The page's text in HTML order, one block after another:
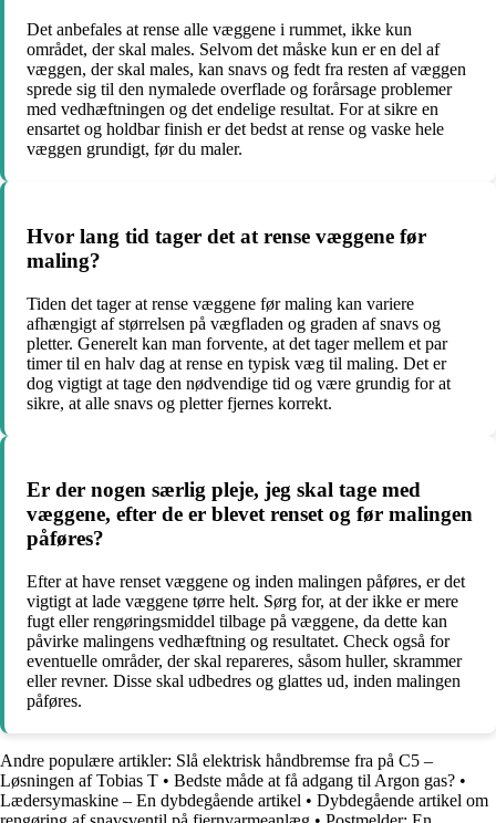
Det anbefales at rense alle væggene i rummet, ikke kun
området, der skal males. Selvom det måske kun er en del af
væggen, der skal males, kan snavs og fedt fra resten af væggen
sprede sig til den nymalede overflade og forårsage problemer
med vedhæftningen og det endelige resultat. For at sikre en
ensartet og holdbar finish er det bedst at rense og vaske hele
væggen grundigt, før du maler.
Hvor lang tid tager det at rense væggene før
maling?
Tiden det tager at rense væggene før maling kan variere
afhængigt af størrelsen på vægfladen og graden af snavs og
pletter. Generelt kan man forvente, at det tager mellem et par
timer til en halv dag at rense en typisk væg til maling. Det er
dog vigtigt at tage den nødvendige tid og være grundig for at
sikre, at alle snavs og pletter fjernes korrekt.
Er der nogen særlig pleje, jeg skal tage med
væggene, efter de er blevet renset og før malingen
påføres?
Efter at have renset væggene og inden malingen påføres, er det
vigtigt at lade væggene tørre helt. Sørg for, at der ikke er mere
fugt eller rengøringsmiddel tilbage på væggene, da dette kan
påvirke malingens vedhæftning og resultatet. Check også for
eventuelle områder, der skal repareres, såsom huller, skrammer
eller revner. Disse skal udbedres og glattes ud, inden malingen
påføres.
Andre populære artikler: Slå elektrisk håndbremse fra på C5 –
Løsningen af Tobias T • Bedste måde at få adgang til Argon gas? •
Lædersymaskine – En dybdegående artikel • Dybdegående artikel om